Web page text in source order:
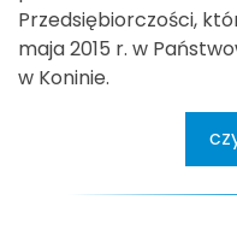
Przedsiębiorczości,
maja 2015 r. w
w Koninie.